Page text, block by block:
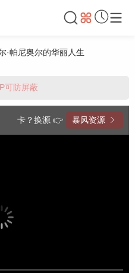
·帕尼奥尔的华丽人生
可防屏蔽
卡？换源 👉 暴风资源